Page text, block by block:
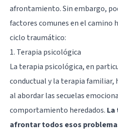
afrontamiento. Sin embargo,
factores comunes en el camino
ciclo traumático:
1. Terapia psicológica
La terapia psicológica, en
conductual y la terapia familiar,
al abordar las secuelas
comportamiento heredados. La
afrontar todos esos